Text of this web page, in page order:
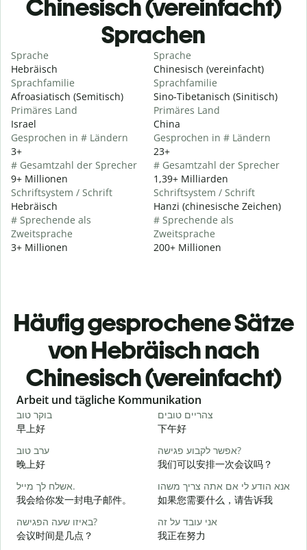
Chinesisch (vereinfacht)
Sprachen
Sprache
Hebräisch
Sprachfamilie
Afroasiatisch (Semitisch)
Primäres Land
Israel
Gesprochen in # Ländern
3+
# Gesamtzahl der Sprecher
9+ Millionen
Schriftsystem / Schrift
Hebräisch
# Sprechende als
Zweitsprache
3+ Millionen
Sprache
Chinesisch (vereinfacht)
Sprachfamilie
Sino-Tibetanisch (Sinitisch)
Primäres Land
China
Gesprochen in # Ländern
23+
# Gesamtzahl der Sprecher
1,39+ Milliarden
Schriftsystem / Schrift
Hanzi (chinesische Zeichen)
# Sprechende als
Zweitsprache
200+ Millionen
Häufig gesprochene Sätze
von Hebräisch nach
Chinesisch (vereinfacht)
Slide 1 of 6
Arbeit und tägliche Kommunikation
בוקר טוב
早上好
צהריים טובים
下午好
ערב טוב
晚上好
אפשר לקבוע פגישה?
我们可以安排一次会议吗？
אשלח לך מייל.
我会给你发一封电子邮件。
אנא הודע לי אם אתה צריך משהו
如果您需要什么，请告诉我
באיזו שעה הפגישה?
会议时间是几点？
אני עובד על זה
我正在努力